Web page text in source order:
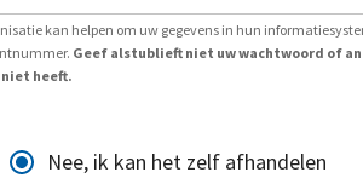
kan helpen om uw gegevens in hun
Geef alstublieft niet uw wachtwoord of
heeft.
Nee, ik kan het zelf afhandelen